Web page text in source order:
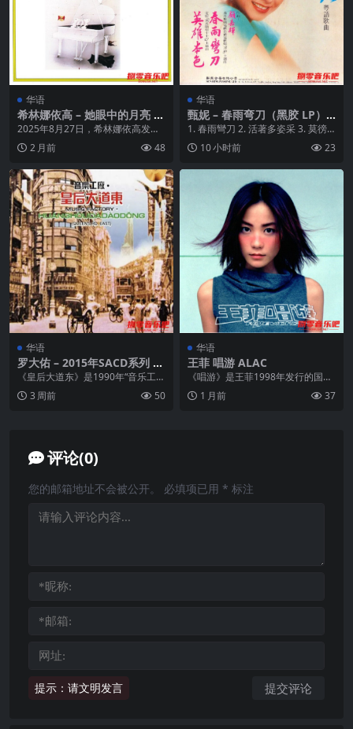
华语
希林娜依高 – 她眼中的月亮 2
025 ALAC 24bit 48kHz
2025年8月27日，希林娜依高发行
全女性音乐人创作EP《她眼中的月
亮》，集结六...
2 月前 48
华语
甄妮 – 春雨弯刀（黑胶 LP）
WAV
1. 春雨彎刀 2. 活著多姿采 3. 莫徬
徨 4...
10 小时前 23
华语
罗大佑 – 2015年SACD系列 –
皇后大道东 dsf
《皇后大道东》是1990年“音乐工
厂”正式注册后于隔年年初推出的第
一张专辑。这张...
3 周前 50
华语
王菲 唱游 ALAC
《唱游》是王菲1998年发行的国语
专辑，共13首歌，是华语乐坛首张
HDCD编码录...
1 月前 37
评论(0)
提示：请文明发言
您的邮箱地址不会被公开。 必填项已用 * 标注